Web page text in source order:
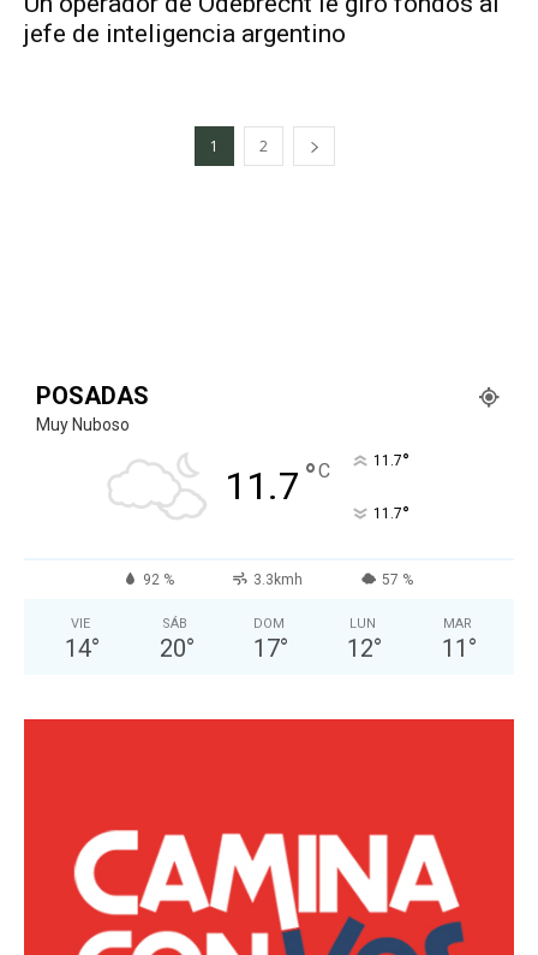
jefe de inteligencia argentino
1 2
POSADAS
Muy Nuboso
11.7 °C 11.7°
11.7°
92 % 3.3kmh 57 %
VIE
14°
SÁB
20°
DOM
17°
LUN
12°
MAR
11 °